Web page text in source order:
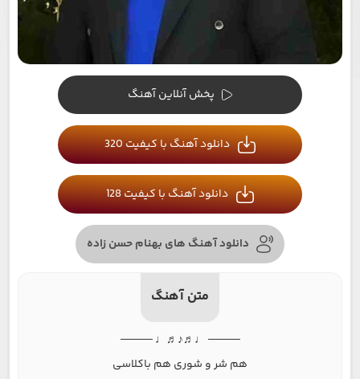
پخش آنلاین آهنگ
دانلود آهنگ با کیفیت 320
دانلود آهنگ با کیفیت 128
دانلود آهنگ های بهنام حسن زاده
متن آهنگ
──── ♩♬♪♬♩ ────
هم شر و شوری هم باکلاسی